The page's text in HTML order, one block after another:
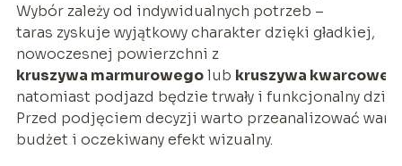
Wybór zależy od indywidualnych potrzeb –
taras zyskuje wyjątkowy charakter dzięki gładkiej,
nowoczesnej powierzchni z
kruszywa marmurowegolub kruszywa
natomiast podjazd będzie trwały i funkcjonalny
Przed podjęciem decyzji warto przeanalizować
budżet i oczekiwany efekt wizualny.